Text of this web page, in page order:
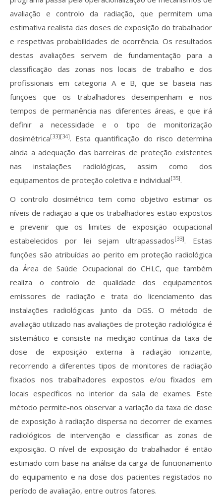
avaliação e controlo da radiação, que permitem uma
estimativa realista das doses de exposição do trabalhador
e respetivas probabilidades de ocorrência. Os resultados
destas avaliações servem de fundamentação para a
classificação das zonas nos locais de trabalho e dos
profissionais em categoria A e B, que se baseia nas
funções que os trabalhadores desempenham e nos
tempos de permanência nas diferentes áreas, e que irá
definir a necessidade e o tipo de monitorização
dosimétrica[33][34]. Esta quantificação do risco determina
ainda a adequação das barreiras de proteção existentes
nas instalações radiológicas, assim como dos
equipamentos de proteção coletiva e individual[35].
O controlo dosimétrico tem como objetivo estimar os
níveis de radiação a que os trabalhadores estão expostos
e prevenir que os limites de exposição ocupacional
estabelecidos por lei sejam ultrapassados[33]. Estas
funções são atribuídas ao perito em proteção radiológica
da Área de Saúde Ocupacional do CHLC, que também
realiza o controlo de qualidade dos equipamentos
emissores de radiação e trata do licenciamento das
instalações radiológicas junto da DGS. O método de
avaliação utilizado nas avaliações de proteção radiológica é
sistemático e consiste na medição contínua da taxa de
dose de exposição externa à radiação ionizante,
recorrendo a diferentes tipos de monitores de radiação
fixados nos trabalhadores expostos e/ou fixados em
locais específicos no interior da sala de exames. Este
método permite-nos observar a variação da taxa de dose
de exposição à radiação dispersa no decorrer de exames
radiológicos de intervenção e classificar as zonas de
exposição. O nível de exposição do trabalhador é então
estimado com base na análise da carga de funcionamento
do equipamento e na dose dos pacientes registados no
período de avaliação, entre outros fatores.